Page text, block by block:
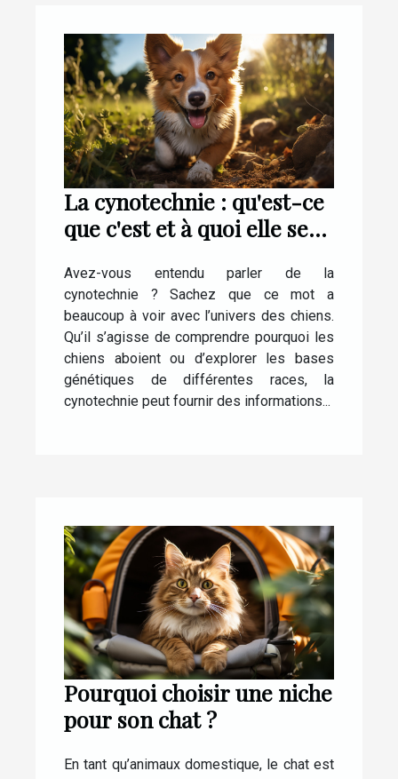
La cynotechnie : qu'est-ce
que c'est et à quoi elle sert
Avez-vous entendu parler de la
cynotechnie ? Sachez que ce mot a
beaucoup à voir avec l’univers des chiens.
Qu’il s’agisse de comprendre pourquoi les
chiens aboient ou d’explorer les bases
génétiques de différentes races, la
cynotechnie peut fournir des informations...
Pourquoi choisir une niche
pour son chat ?
En tant qu’animaux domestique, le chat est